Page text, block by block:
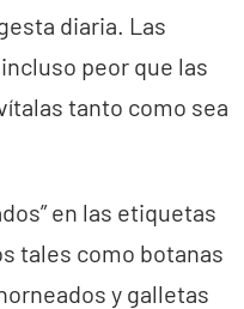
diaria. Las
peor que las
tanto como sea
en las etiquetas
tales como botanas
y galletas